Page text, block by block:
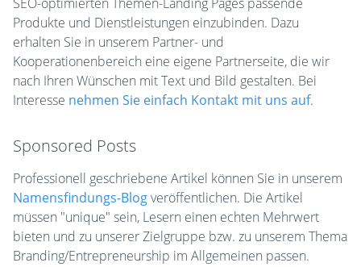
Produkte und Dienstleistungen einzubinden. Dazu
erhalten Sie in unserem Partner- und
Kooperationenbereich eine eigene Partnerseite, die wir
nach Ihren Wünschen mit Text und Bild gestalten. Bei
Interesse nehmen Sie einfach Kontakt mit uns auf.
Sponsored Posts
Professionell geschriebene Artikel können Sie in unserem
Namensfindungs-Blogveröffentlichen. Die Artikel
müssen "unique" sein, Lesern einen echten Mehrwert
bieten und zu unserer Zielgruppe bzw. zu unserem Thema
Branding/Entrepreneurship im Allgemeinen passen.